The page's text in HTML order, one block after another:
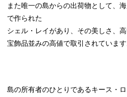
また唯一の島からの出荷物として、
で作られた
シェル・レイがあり、その美しさ、
宝飾品並みの高値で取引されています
島の所有者のひとりであるキース・ロ